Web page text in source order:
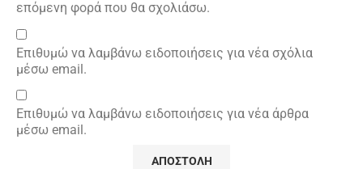
επόμενη φορά που θα σχολιάσω.
Επιθυμώ να λαμβάνω ειδοποιήσεις για νέα σχόλια
μέσω email.
Επιθυμώ να λαμβάνω ειδοποιήσεις για νέα άρθρα
μέσω email.